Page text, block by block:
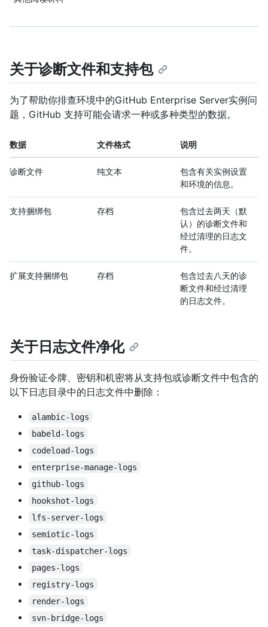
关于诊断文件和支持包
为了帮助你排查环境中的GitHub Enterprise Server实例问
题，GitHub 支持可能会请求一种或多种类型的数据。
数据 文件格式 说明
诊断文件 纯文本
包含有关实例设置
和环境的信息。
支持捆绑包 存档
包含过去两天（默
认）的诊断文件和
经过清理的日志文
件。
扩展支持捆绑包 存档
包含过去八天的诊
断文件和经过清理
的日志文件。
关于日志文件净化
身份验证令牌、密钥和机密将从支持包或诊断文件中包含的
以下日志目录中的日志文件中删除：
alambic-logs
babeld-logs
codeload-logs
enterprise-manage-logs
github-logs
hookshot-logs
lfs-server-logs
semiotic-logs
task-dispatcher-logs
pages-logs
registry-logs
render-logs
svn-bridge-logs